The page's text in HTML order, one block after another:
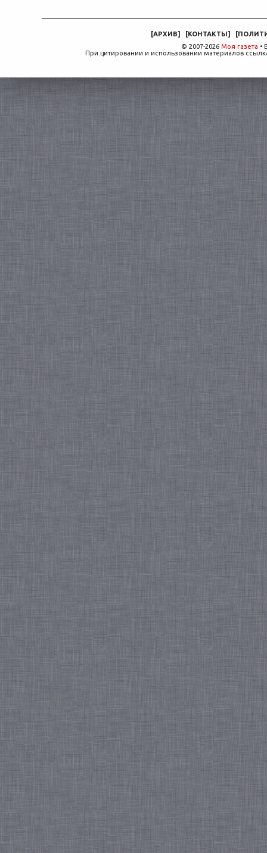
[АРХИВ] [КОНТАКТЫ] [
© 2007-2026 Моя газета •
При цитировании и использовании материалов